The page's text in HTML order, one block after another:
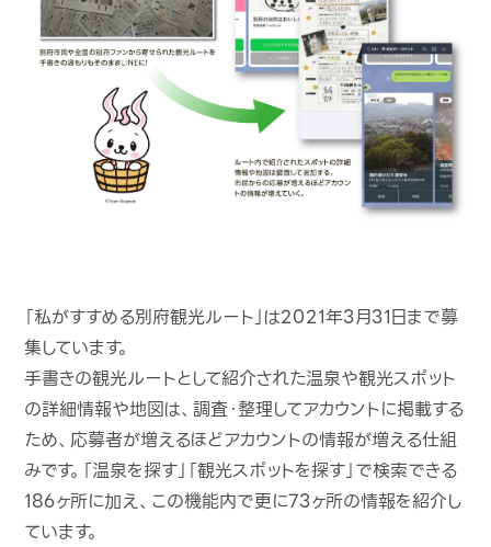
「私がすすめる別府観光ルート」は2021年3月31日まで募
集しています。
手書きの観光ルートとして紹介された温泉や観光スポット
の詳細情報や地図は、調査・整理してアカウントに掲載する
ため、応募者が増えるほどアカウントの情報が増える仕組
みです。「温泉を探す」「観光スポットを探す」で検索できる
186ヶ所に加え、この機能内で更に73ヶ所の情報を紹介し
ています。